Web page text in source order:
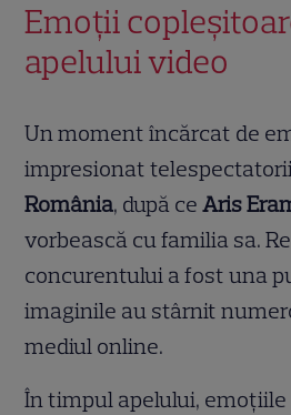
Emoții
apelului video
Un moment încărcat de
impresionat
România, după ceAris
vorbească cu familia sa.
concurentului a fost una
imaginile au stârnit
mediul online.
În timpul apelului,